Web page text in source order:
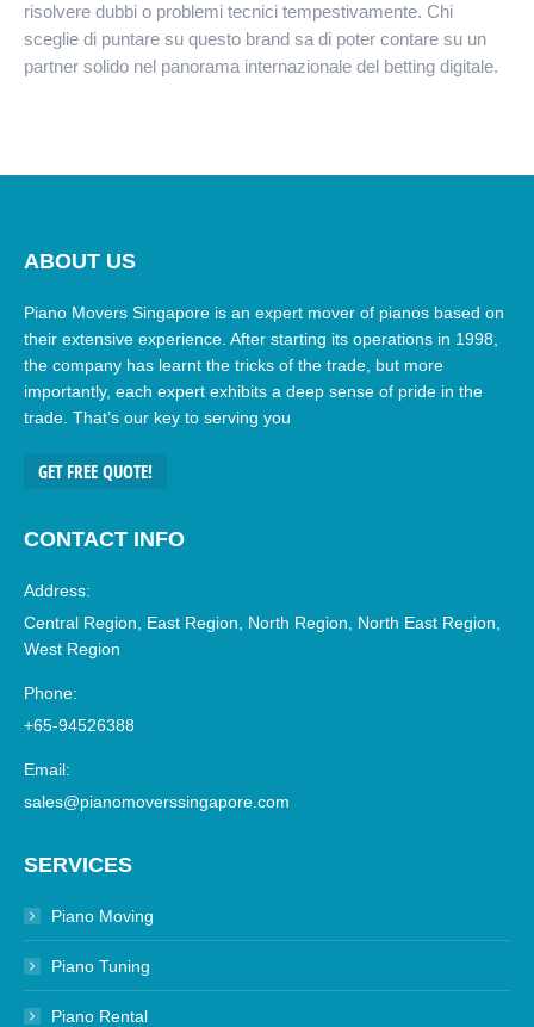
risolvere dubbi o problemi tecnici tempestivamente. Chi
sceglie di puntare su questo brand sa di poter contare su un
partner solido nel panorama internazionale del betting digitale.
ABOUT US
Piano Movers Singapore is an expert mover of pianos based on
their extensive experience. After starting its operations in 1998,
the company has learnt the tricks of the trade, but more
importantly, each expert exhibits a deep sense of pride in the
trade. That’s our key to serving you
GET FREE QUOTE!
CONTACT INFO
Address:
Central Region, East Region, North Region, North East Region,
West Region
Phone:
+65-94526388
Email:
sales@pianomoverssingapore.com
SERVICES
Piano Moving
Piano Tuning
Piano Rental